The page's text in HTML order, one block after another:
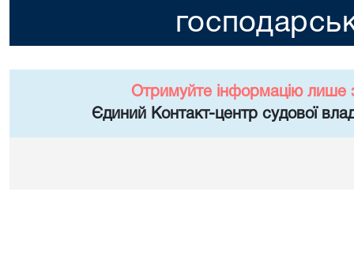
Отримуйте інформацію лише
Єдиний Контакт-центр судової